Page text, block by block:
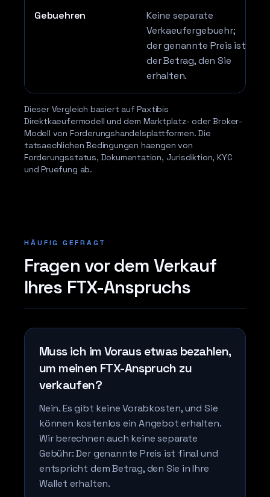
Gebuehren
Keine separate
Verkaeufergebuehr;
der genannte Preis ist
der Betrag, den Sie
erhalten.
Dieser Vergleich basiert auf Paxtibis
Direktkaeufermodell und dem Marktplatz- oder Broker-
Modell von Forderungshandelsplattformen. Die
tatsaechlichen Bedingungen haengen von
Forderungsstatus, Dokumentation, Jurisdiktion, KYC
und Pruefung ab.
HÄUFIG GEFRAGT
Fragen vor dem Verkauf
Ihres FTX-Anspruchs
Muss ich im Voraus etwas bezahlen,
um meinen FTX-Anspruch zu
verkaufen?
Nein. Es gibt keine Vorabkosten, und Sie
können kostenlos ein Angebot erhalten.
Wir berechnen auch keine separate
Gebühr: Der genannte Preis ist final und
entspricht dem Betrag, den Sie in Ihre
Wallet erhalten.